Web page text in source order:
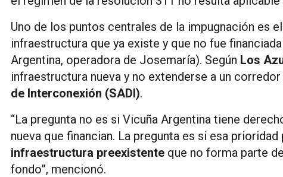
Uno de los puntos centrales de la impugnación es
infraestructura que ya existe y que no fue
Argentina, operadora de Josemaría). Según Los
infraestructura nueva y no extenderse a un
de Interconexión (SADI).
“La pregunta no es si Vicuña Argentina tiene
nueva que financian. La pregunta es si esa
infraestructura preexistente que no forma parte
fondo”, mencionó.